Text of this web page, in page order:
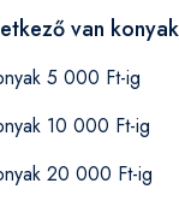
van
5 000 Ft-ig
10 000 Ft-ig
20 000 Ft-ig